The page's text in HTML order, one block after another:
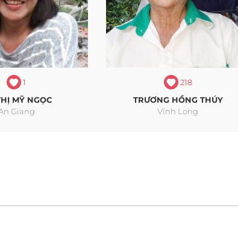
1
MỸ NGỌC
Giang
218
TRƯƠNG HỒNG THÚY
Vĩnh Long